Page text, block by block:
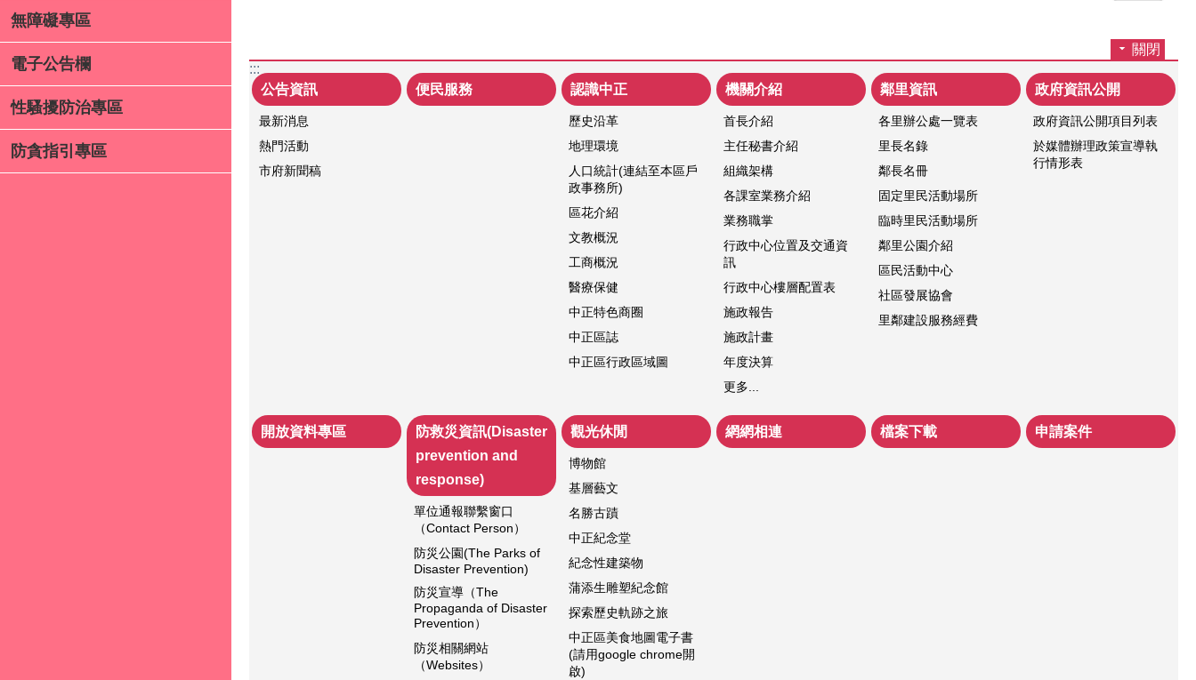
無障礙專區
電子公告欄
性騷擾防治專區
防貪指引專區
關閉
:::
公告資訊
最新消息
熱門活動
市府新聞稿
便民服務 認識中正
歷史沿革
地理環境
人口統計(連結至本區戶
政事務所)
區花介紹
文教概況
工商概況
醫療保健
中正特色商圈
中正區誌
中正區行政區域圖
機關介紹
首長介紹
主任秘書介紹
組織架構
各課室業務介紹
業務職掌
行政中心位置及交通資
訊
行政中心樓層配置表
施政報告
施政計畫
年度決算
更多...
鄰里資訊
各里辦公處一覽表
里長名錄
鄰長名冊
固定里民活動場所
臨時里民活動場所
鄰里公園介紹
區民活動中心
社區發展協會
里鄰建設服務經費
政府資訊公開
政府資訊公開項目列表
於媒體辦理政策宣導執
行情形表
開放資料專區
防救災資訊(Disaster
prevention and
response)
單位通報聯繫窗口
（Contact Person）
防災公園(The Parks of
Disaster Prevention)
防災宣導（The
Propaganda of Disaster
Prevention）
防災相關網站
（Websites）
觀光休閒
博物館
基層藝文
名勝古蹟
中正紀念堂
紀念性建築物
蒲添生雕塑紀念館
探索歷史軌跡之旅
中正區美食地圖電子書
(請用google chrome開
啟)
網網相連 檔案下載 申請案件